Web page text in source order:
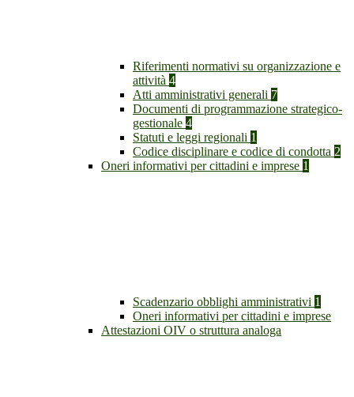
Riferimenti normativi su organizzazione e
attività 4
Atti amministrativi generali 7
Documenti di programmazione strategico-
gestionale 4
Statuti e leggi regionali 1
Codice disciplinare e codice di condotta 2
Oneri informativi per cittadini e imprese 1
Scadenzario obblighi amministrativi 1
Oneri informativi per cittadini e imprese
Attestazioni OIV o struttura analoga